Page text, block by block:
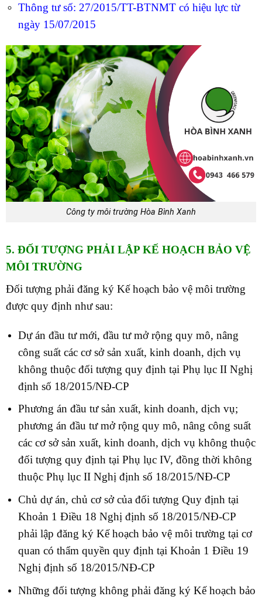
Thông tư số: 27/2015/TT-BTNMT có hiệu lực từ
ngày 15/07/2015
Công ty môi trường Hòa Bình Xanh
5. ĐỐI TƯỢNG PHẢI LẬP KẾ HOẠCH BẢO VỆ
MÔI TRƯỜNG
Đối tượng phải đăng ký Kế hoạch bảo vệ môi trường
được quy định như sau:
Dự án đầu tư mới, đầu tư mở rộng quy mô, nâng
công suất các cơ sở sản xuất, kinh doanh, dịch vụ
không thuộc đối tượng quy định tại Phụ lục II Nghị
định số 18/2015/NĐ-CP
Phương án đầu tư sản xuất, kinh doanh, dịch vụ;
phương án đầu tư mở rộng quy mô, nâng công suất
các cơ sở sản xuất, kinh doanh, dịch vụ không thuộc
đối tượng quy định tại Phụ lục IV, đồng thời không
thuộc Phụ lục II Nghị định số 18/2015/NĐ-CP
Chủ dự án, chủ cơ sở của đối tượng Quy định tại
Khoản 1 Điều 18 Nghị định số 18/2015/NĐ-CP
phải lập đăng ký Kế hoạch bảo vệ môi trường tại cơ
quan có thẩm quyền quy định tại Khoản 1 Điều 19
Nghị định số 18/2015/NĐ-CP
Những đối tượng không phải đăng ký Kế hoạch bảo